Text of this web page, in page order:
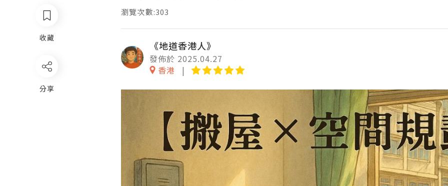
收藏
分享
瀏覽次數:303
《地道香港人》
發佈於 2025.04.27
香港